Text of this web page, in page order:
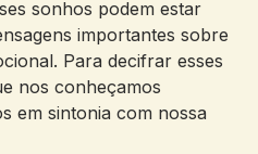
sonhos podem estar
importantes sobre
Para decifrar esses
nos conheçamos‍
em ‌sintonia⁤ com ⁤nossa⁢